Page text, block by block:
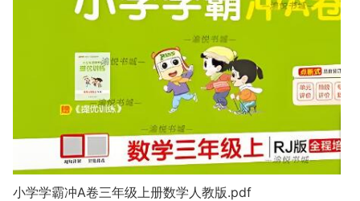
小学学霸冲A卷三年级上册数学人教版.pdf